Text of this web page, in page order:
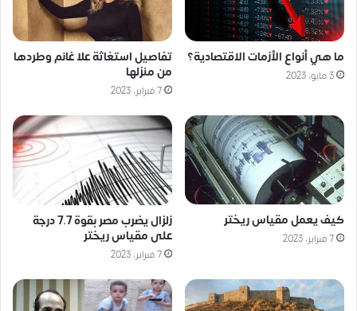
ما هي أنواع الأزمات الاقتصادية؟
3 مايو، 2023
تفاصيل استغاثة علا غانم وطردها
من منزلها
7 فبراير، 2023
كيف يعمل مقياس ريختر
7 فبراير، 2023
زلزال يضرب مصر بقوة 7.7 درجة
على مقياس ريختر
7 فبراير، 2023